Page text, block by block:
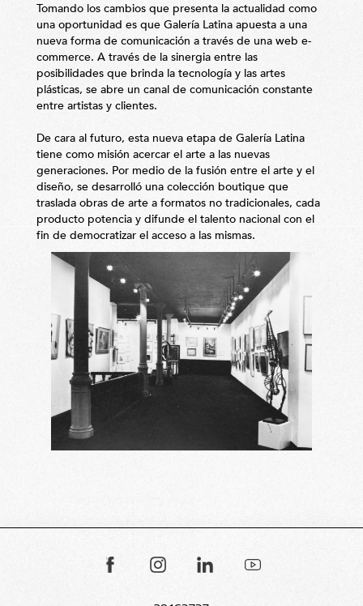
Tomando los cambios que presenta la actualidad como
una oportunidad es que Galería Latina apuesta a una
nueva forma de comunicación a través de una web e-
commerce. A través de la sinergia entre las
posibilidades que brinda la tecnología y las artes
plásticas, se abre un canal de comunicación constante
entre artistas y clientes.
De cara al futuro, esta nueva etapa de Galería Latina
tiene como misión acercar el arte a las nuevas
generaciones. Por medio de la fusión entre el arte y el
diseño, se desarrolló una colección boutique que
traslada obras de arte a formatos no tradicionales, cada
producto potencia y difunde el talento nacional con el
fin de democratizar el acceso a las mismas.